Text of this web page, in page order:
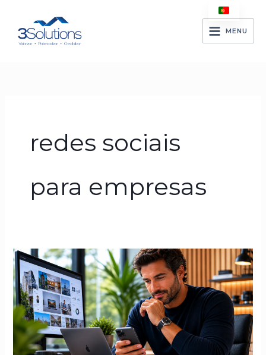
content
MENU
redes sociais
para empresas
Autoridade
Online:
porque
a
sua
empresa
precisa